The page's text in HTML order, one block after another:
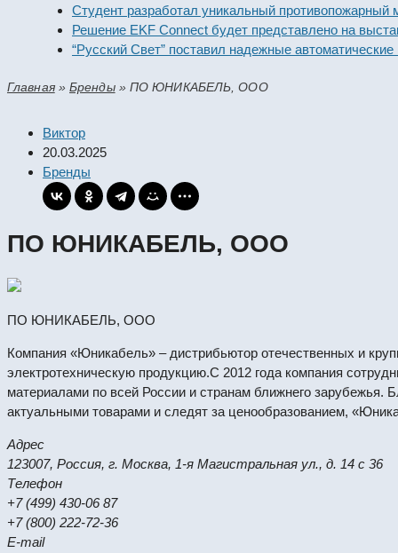
Студент разработал уникальный противопожарный
Решение EKF Connect будет представлено на
“Русский Свет” поставил надежные автоматические
Главная»Бренды» ПО ЮНИКАБЕЛЬ, ООО
Виктор
20.03.2025
Бренды
ПО ЮНИКАБЕЛЬ, ООО
ПО ЮНИКАБЕЛЬ, ООО
Компания «Юникабель» – дистрибьютор отечественных и
электротехническую продукцию.С 2012 года компания
материалами по всей России и странам ближнего зарубежья.
актуальными товарами и следят за ценообразованием,
Адрес
123007, Россия, г. Москва, 1-я Магистральная ул., д. 14 с 36
Телефон
+7 (499) 430-06 87
+7 (800) 222-72-36
E-mail